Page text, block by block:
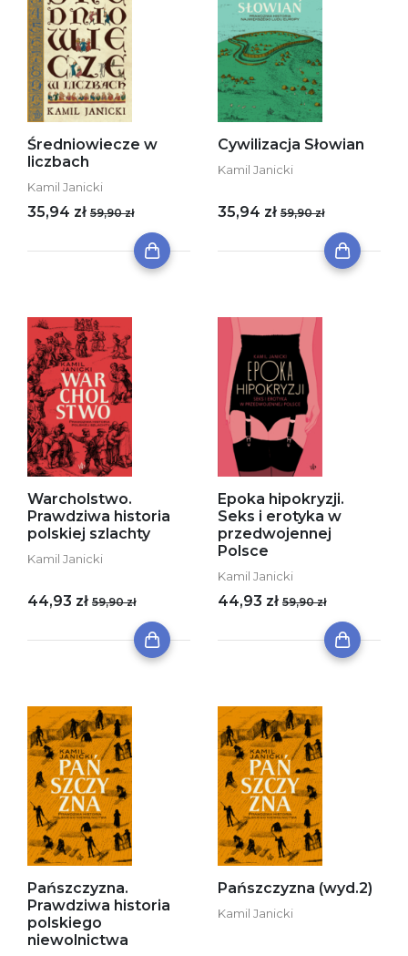
Średniowiecze w
liczbach
Kamil Janicki
35,94 zł 59,90 zł
Cywilizacja Słowian
Kamil Janicki
35,94 zł 59,90 zł
Warcholstwo.
Prawdziwa historia
polskiej szlachty
Kamil Janicki
44,93 zł 59,90 zł
Epoka hipokryzji.
Seks i erotyka w
przedwojennej
Polsce
Kamil Janicki
44,93 zł 59,90 zł
Pańszczyzna.
Prawdziwa historia
polskiego
niewolnictwa
Pańszczyzna (wyd.2)
Kamil Janicki